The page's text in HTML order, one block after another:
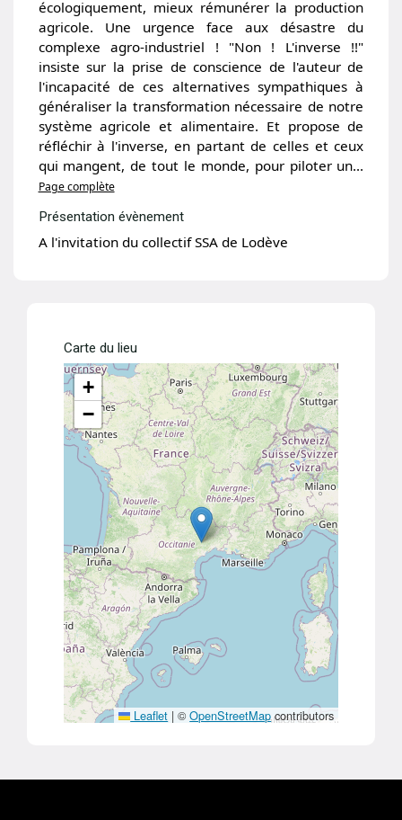
écologiquement, mieux rémunérer la production
agricole. Une urgence face aux désastre du
complexe agro-industriel ! "Non ! L'inverse !!"
insiste sur la prise de conscience de l'auteur de
l'incapacité de ces alternatives sympathiques à
généraliser la transformation nécessaire de notre
système agricole et alimentaire. Et propose de
réfléchir à l'inverse, en partant de celles et ceux
qui mangent, de tout le monde, pour piloter un...
Page complète
Présentation évènement
A l'invitation du collectif SSA de Lodève
Carte du lieu
+
−
Leaflet | ©OpenStreetMapcontributors